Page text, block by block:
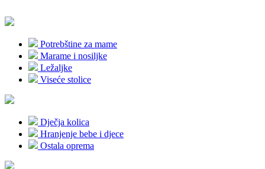
Potrebštine za mame
Marame i nosiljke
Ležaljke
Viseće stolice
Dječja kolica
Hranjenje bebe i djece
Ostala oprema